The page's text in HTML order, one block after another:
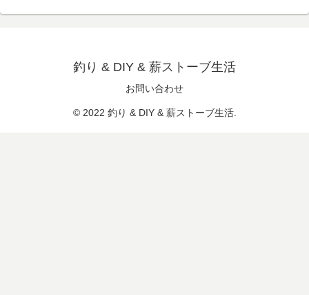
釣り & DIY & 薪ストーブ生活
お問い合わせ
© 2022 釣り & DIY & 薪ストーブ生活.